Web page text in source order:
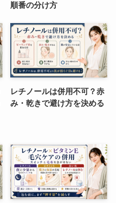
順番の分け方
レチノールは併用不可？赤
み・乾きで避け方を決める